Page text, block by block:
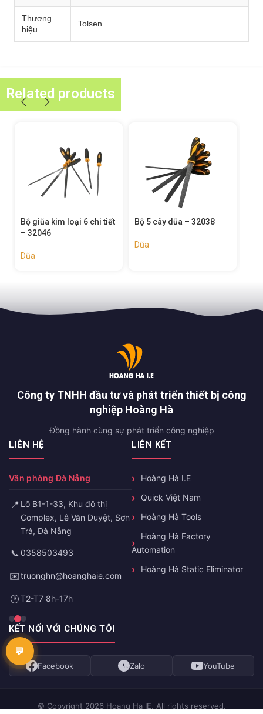
Thương
hiệu
Tolsen
Related products
Bộ 5 cây dũa – 32038 Bộ 3 cây dũa gỗ – 32037
Dũa
Công ty TNHH đầu tư và phát triển thiết bị công
nghiệp Hoàng Hà
Đồng hành cùng sự phát triển công nghiệp
LIÊN HỆ
Văn phòng Đà Nẵng
📍 Lô B1-1-33, Khu đô thị
Complex, Lê Văn Duyệt, Sơn
Trà, Đà Nẵng
📞 0358503493
✉️truonghn@hoanghaie.com
🕐T2-T7 8h-17h
LIÊN KẾT
Hoàng Hà I.E
Quick Việt Nam
Hoàng Hà Tools
Hoàng Hà Factory
Automation
Hoàng Hà Static Eliminator
KẾT NỐI VỚI CHÚNG TÔI
Facebook Zalo YouTube
© Copyright 2026 Hoang Ha IE. All rights reserved.